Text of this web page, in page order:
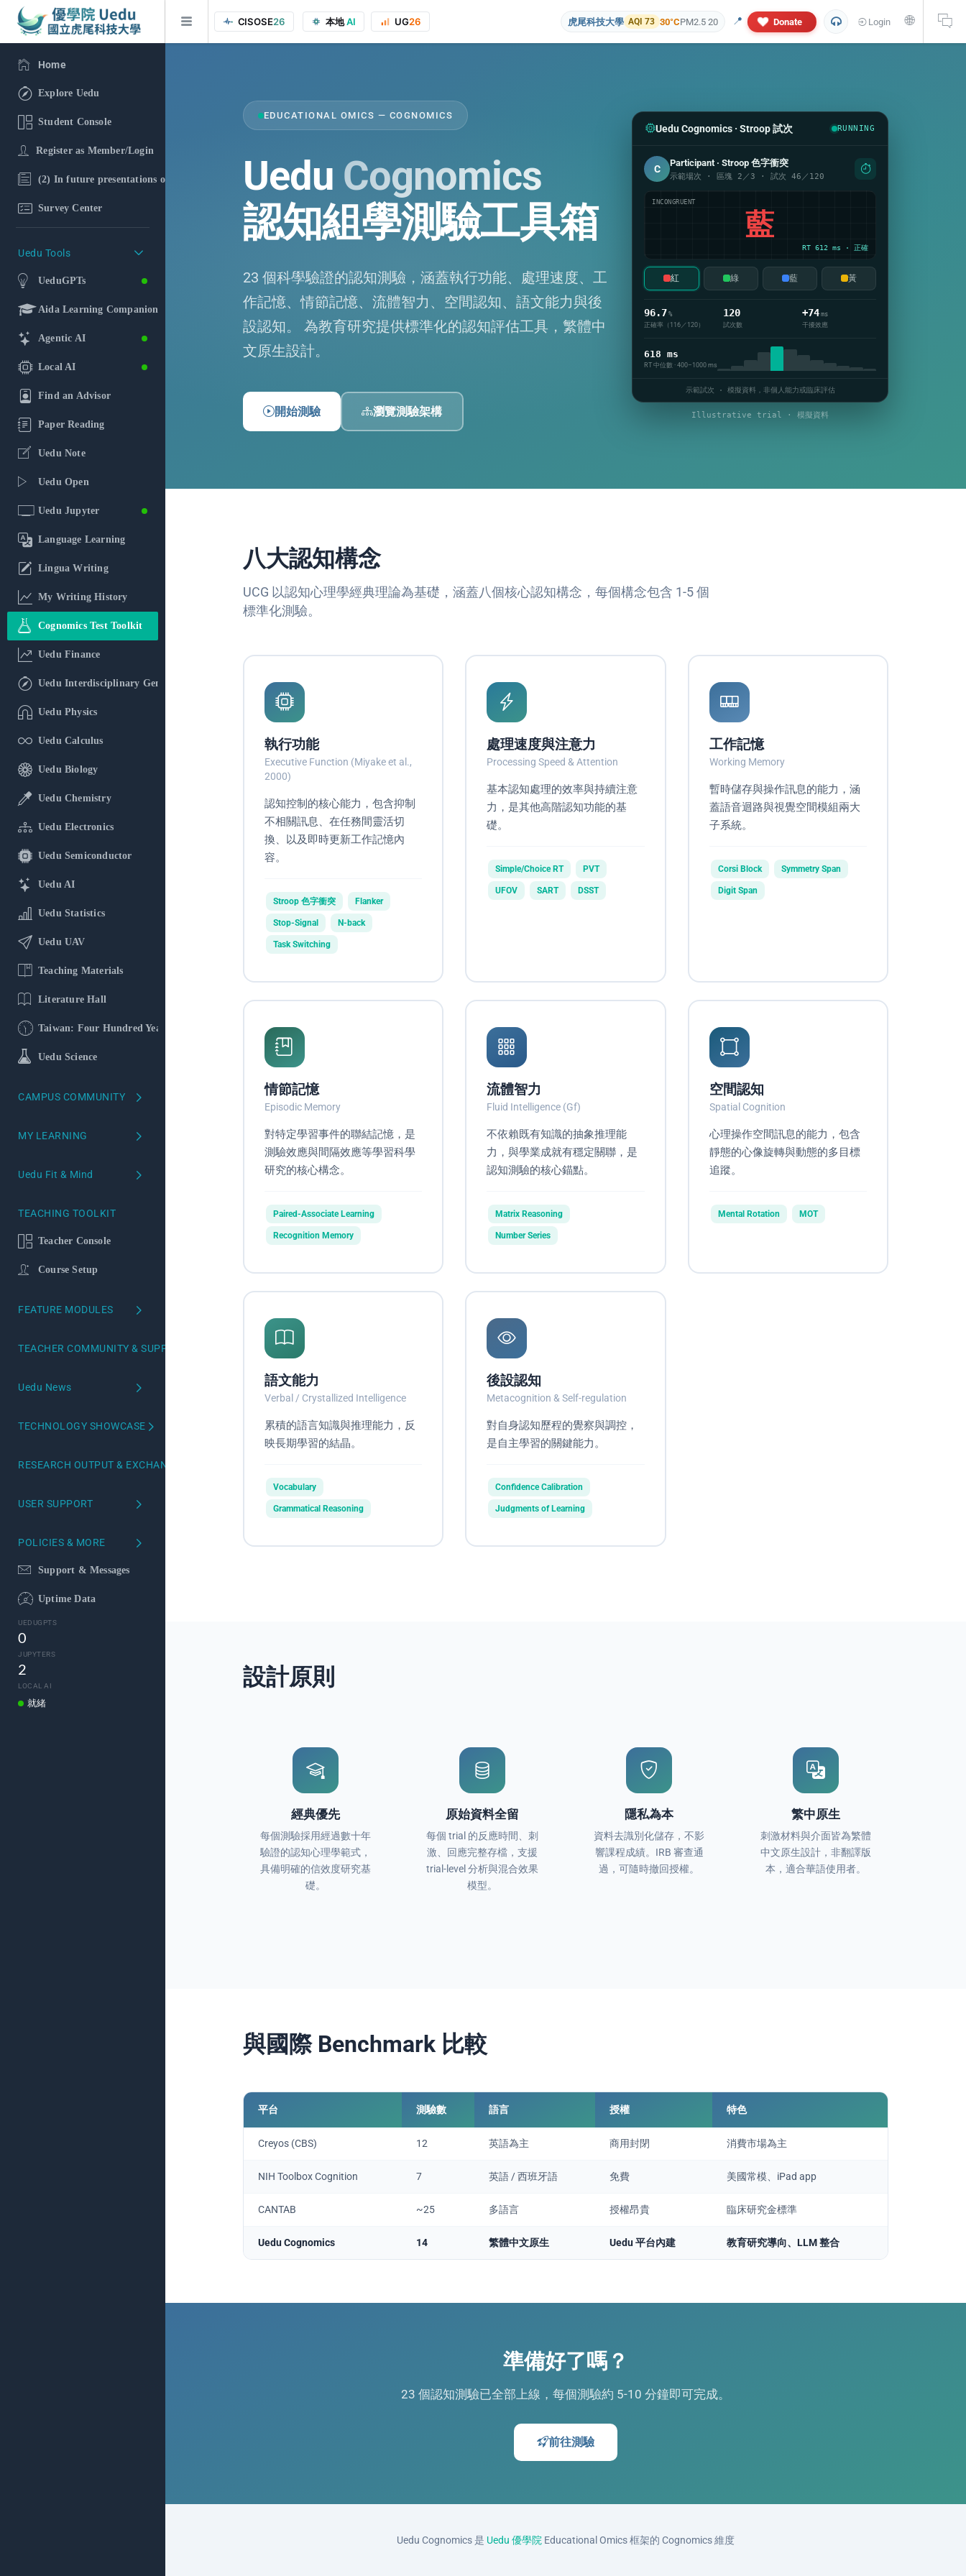
Home
Explore Uedu
Student Console
Register as Member/Login
(2) In future presentations of the research findings, in addition to the course project website and public presentations, your real name and personal information will not appear in this research report. If
Survey Center
Uedu Tools
UeduGPTs
Aida Learning Companion
Agentic AI
Local AI
Find an Advisor
Paper Reading
Uedu Note
Uedu Open
Uedu Jupyter
Language Learning
Lingua Writing
My Writing History
Cognomics Test Toolkit
Uedu Finance
Uedu Interdisciplinary General Education
Uedu Physics
Uedu Calculus
Uedu Biology
Uedu Chemistry
Uedu Electronics
Uedu Semiconductor
Uedu AI
Uedu Statistics
Uedu UAV
Teaching Materials
Literature Hall
Taiwan: Four Hundred Years
Uedu Science
CAMPUS COMMUNITY
MY LEARNING
Learning Portfolio
Mountain Map
Uedu Fit & Mind
TEACHING TOOLKIT
Teacher Console
Course Setup
FEATURE MODULES
Interaction Toolkit
Learning Theory
TEACHER COMMUNITY & SUPPORT
AI Teaching Assistant Setup Guide
Teaching Research Support
Uedu News
TECHNOLOGY SHOWCASE
RESEARCH OUTPUT & EXCHANGE
Events We Host
Conferences Attended
USER SUPPORT
Tutorials
POLICIES & MORE
About Us
Privacy Policy
Data Security
Research Ethics
How to cite Uedu
Support & Messages
Uptime Data
UEDUGPTS
0
JUPYTERS
2
LOCAL AI
就緒
CISOSE26 本地AI UG26 虎尾科技大學 AQI 73 30°CPM2.5 20 📍 Donate Login 🌐
EDUCATIONAL OMICS — COGNOMICS
Uedu Cognomics
認知組學測驗工具箱
23 個科學驗證的認知測驗，涵蓋執行功能、處理速度、工
作記憶、情節記憶、流體智力、空間認知、語文能力與後
設認知。 為教育研究提供標準化的認知評估工具，繁體中
文原生設計。
開始測驗 瀏覽測驗架構
Uedu Cognomics · Stroop 試次 RUNNING
C
Participant · Stroop 色字衝突
示範場次 · 區塊 2／3 · 試次 46／120
INCONGRUENT
藍
RT 612 ms · 正確
紅 綠 藍 黃
96.7 %
正確率（116／120）
120
試次數
+74 ms
干擾效應
618 ms
RT 中位數 · 400–1000 ms
示範試次 · 模擬資料，非個人能力或臨床評估
Illustrative trial · 模擬資料
八大認知構念
UCG 以認知心理學經典理論為基礎，涵蓋八個核心認知構念，每個構念包含 1-5 個
標準化測驗。
執行功能
Executive Function (Miyake et al.,
2000)
認知控制的核心能力，包含抑制
不相關訊息、在任務間靈活切
換、以及即時更新工作記憶內
容。
Stroop 色字衝突
Flanker
Stop-Signal
N-back
Task Switching
處理速度與注意力
Processing Speed & Attention
基本認知處理的效率與持續注意
力，是其他高階認知功能的基
礎。
Simple/Choice RT
PVT
UFOV
SART DSST
工作記憶
Working Memory
暫時儲存與操作訊息的能力，涵
蓋語音迴路與視覺空間模組兩大
子系統。
Corsi Block
Symmetry Span
Digit Span
情節記憶
Episodic Memory
對特定學習事件的聯結記憶，是
測驗效應與間隔效應等學習科學
研究的核心構念。
Paired-Associate Learning
Recognition Memory
流體智力
Fluid Intelligence (Gf)
不依賴既有知識的抽象推理能
力，與學業成就有穩定關聯，是
認知測驗的核心錨點。
Matrix Reasoning
Number Series
空間認知
Spatial Cognition
心理操作空間訊息的能力，包含
靜態的心像旋轉與動態的多目標
追蹤。
Mental Rotation MOT
語文能力
Verbal / Crystallized Intelligence
累積的語言知識與推理能力，反
映長期學習的結晶。
Vocabulary
Grammatical Reasoning
後設認知
Metacognition & Self-regulation
對自身認知歷程的覺察與調控，
是自主學習的關鍵能力。
Confidence Calibration
Judgments of Learning
設計原則
經典優先
每個測驗採用經過數十年
驗證的認知心理學範式，
具備明確的信效度研究基
礎。
原始資料全留
每個 trial 的反應時間、刺
激、回應完整存檔，支援
trial-level 分析與混合效果
模型。
隱私為本
資料去識別化儲存，不影
響課程成績。IRB 審查通
過，可隨時撤回授權。
繁中原生
刺激材料與介面皆為繁體
中文原生設計，非翻譯版
本，適合華語使用者。
與國際 Benchmark 比較
平台 測驗數 語言 授權 特色
Creyos (CBS) 12 英語為主 商用封閉 消費市場為主
NIH Toolbox Cognition 7 英語 / 西班牙語 免費 美國常模、iPad app
CANTAB ~25 多語言 授權昂貴 臨床研究金標準
Uedu Cognomics 14 繁體中文原生 Uedu 平台內建 教育研究導向、LLM 整合
準備好了嗎？
23 個認知測驗已全部上線，每個測驗約 5-10 分鐘即可完成。
前往測驗
Uedu Cognomics 是 Uedu 優學院 Educational Omics 框架的 Cognomics 維度